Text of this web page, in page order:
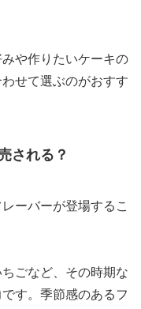
や作りたいケーキの
せて選ぶのがおすす
される？
ーバーが登場するこ
ごなど、その時期な
す。季節感のあるフ